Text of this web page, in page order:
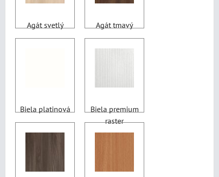
Agát svetlý Agát tmavý
Biela platinová
Biela premium
raster